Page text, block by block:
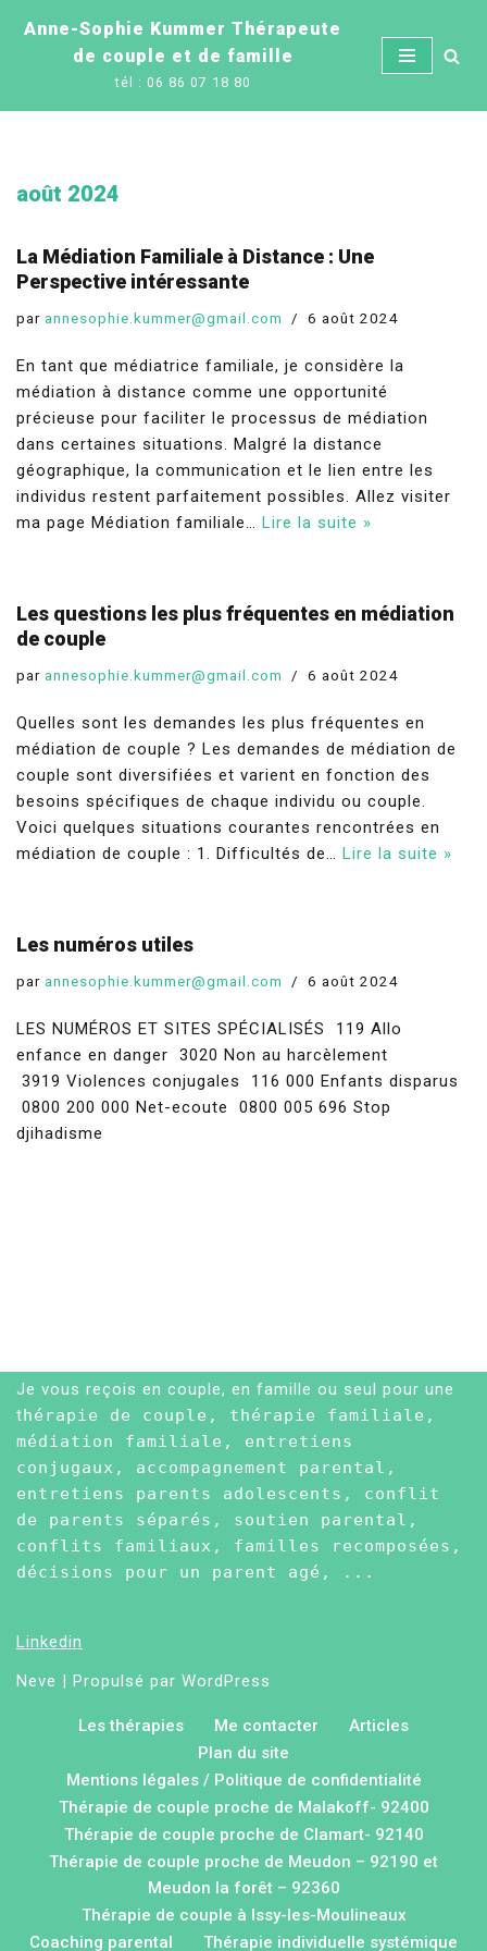
contenu
Anne-Sophie Kummer Thérapeute
de couple et de famille
tél : 06 86 07 18 80
août 2024
La Médiation Familiale à Distance : Une
Perspective intéressante
par annesophie.kummer@gmail.com 6 août 2024
En tant que médiatrice familiale, je considère la
médiation à distance comme une opportunité
précieuse pour faciliter le processus de médiation
dans certaines situations. Malgré la distance
géographique, la communication et le lien entre les
individus restent parfaitement possibles. Allez visiter
ma page Médiation familiale… Lire la suite »
Les questions les plus fréquentes en médiation
de couple
par annesophie.kummer@gmail.com 6 août 2024
Quelles sont les demandes les plus fréquentes en
médiation de couple ? Les demandes de médiation de
couple sont diversifiées et varient en fonction des
besoins spécifiques de chaque individu ou couple.
Voici quelques situations courantes rencontrées en
médiation de couple : 1. Difficultés de… Lire la suite »
Les numéros utiles
par annesophie.kummer@gmail.com 6 août 2024
LES NUMÉROS ET SITES SPÉCIALISÉS 119 Allo
enfance en danger 3020 Non au harcèlement
3919 Violences conjugales 116 000 Enfants disparus
0800 200 000 Net-ecoute 0800 005 696 Stop
djihadisme
Je vous reçois en couple, en famille ou seul pour une
thérapie de couple, thérapie familiale,
médiation familiale, entretiens
conjugaux, accompagnement parental,
entretiens parents adolescents, conflit
de parents séparés, soutien parental,
conflits familiaux, familles recomposées,
décisions pour un parent agé, ...
Linkedin
Neve | Propulsé par WordPress
Les thérapies Me contacter
Articles
Plan du site
Mentions légales / Politique de confidentialité
Thérapie de couple proche de Malakoff- 92400
Thérapie de couple proche de Clamart- 92140
Thérapie de couple proche de Meudon – 92190 et
Meudon la forêt – 92360
Thérapie de couple à Issy-les-Moulineaux
Coaching parental
Thérapie individuelle systémique